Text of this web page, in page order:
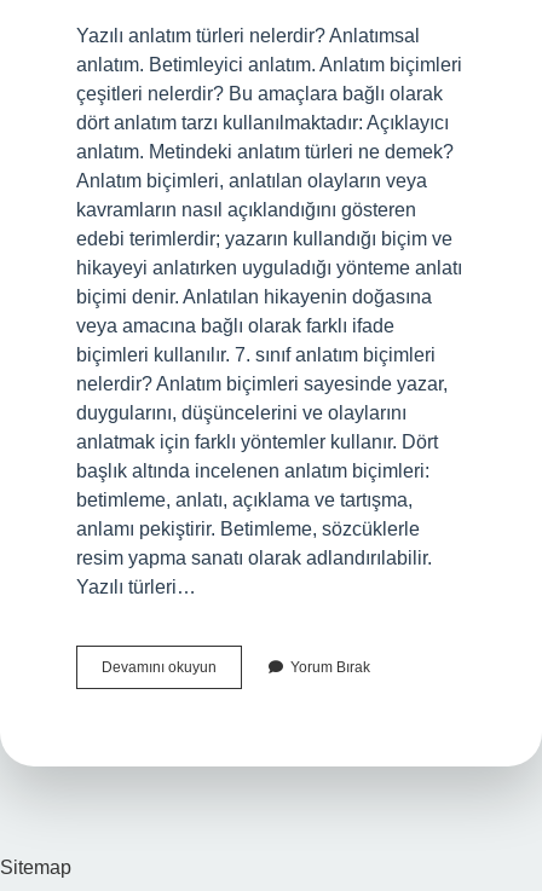
Yazılı anlatım türleri nelerdir? Anlatımsal
anlatım. Betimleyici anlatım. Anlatım biçimleri
çeşitleri nelerdir? Bu amaçlara bağlı olarak
dört anlatım tarzı kullanılmaktadır: Açıklayıcı
anlatım. Metindeki anlatım türleri ne demek?
Anlatım biçimleri, anlatılan olayların veya
kavramların nasıl açıklandığını gösteren
edebi terimlerdir; yazarın kullandığı biçim ve
hikayeyi anlatırken uyguladığı yönteme anlatı
biçimi denir. Anlatılan hikayenin doğasına
veya amacına bağlı olarak farklı ifade
biçimleri kullanılır. 7. sınıf anlatım biçimleri
nelerdir? Anlatım biçimleri sayesinde yazar,
duygularını, düşüncelerini ve olaylarını
anlatmak için farklı yöntemler kullanır. Dört
başlık altında incelenen anlatım biçimleri:
betimleme, anlatı, açıklama ve tartışma,
anlamı pekiştirir. Betimleme, sözcüklerle
resim yapma sanatı olarak adlandırılabilir.
Yazılı türleri…
Devamını okuyun
Anlatım
Yorum Bırak
Sitemap